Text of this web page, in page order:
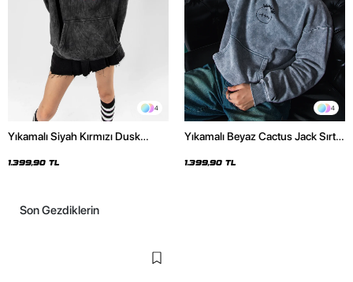
4
Yıkamalı Siyah Kırmızı Dusk
1.399,90 TL
4
Yıkamalı Beyaz Cactus Jack Sırt
1.399,90 TL
Son Gezdiklerin